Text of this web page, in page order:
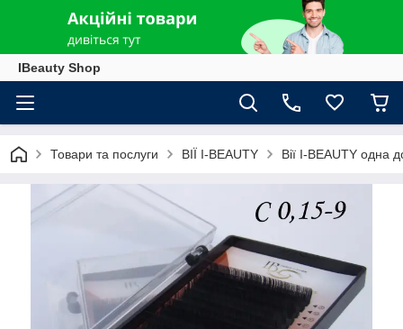
IBeauty Shop
Товари та послуги ВІЇ I-BEAUTY Вії I-BEAUTY одна